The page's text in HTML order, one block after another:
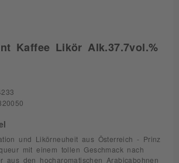
Kaffee Likör Alk.37.7vol.%
und Likörneuheit aus Österreich - Prinz
mit einem tollen Geschmack nach
aus den hocharomatischen Arabicabohnen